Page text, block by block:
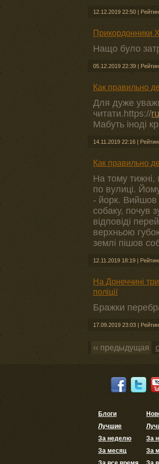
12.12.2019 22:50 |
Прикордонники
Нащо було
05.12.2019 22:39 |
Как правильно
Для дуже
читати.https://
Мабуть іноді
14.11.2019 22:16 |
Как правильно
На тому
по вулиці.
- йорк. Вийшов
собаку, почув
відповіді
верхньою
землі пішов
12.11.2019 18:19 |
На Донеччині
поліції
Бражки
17.09.2019 23:03 |
‹‹ предыдущая
Блоги
Лучшие
За неделю
За месяц
За
За